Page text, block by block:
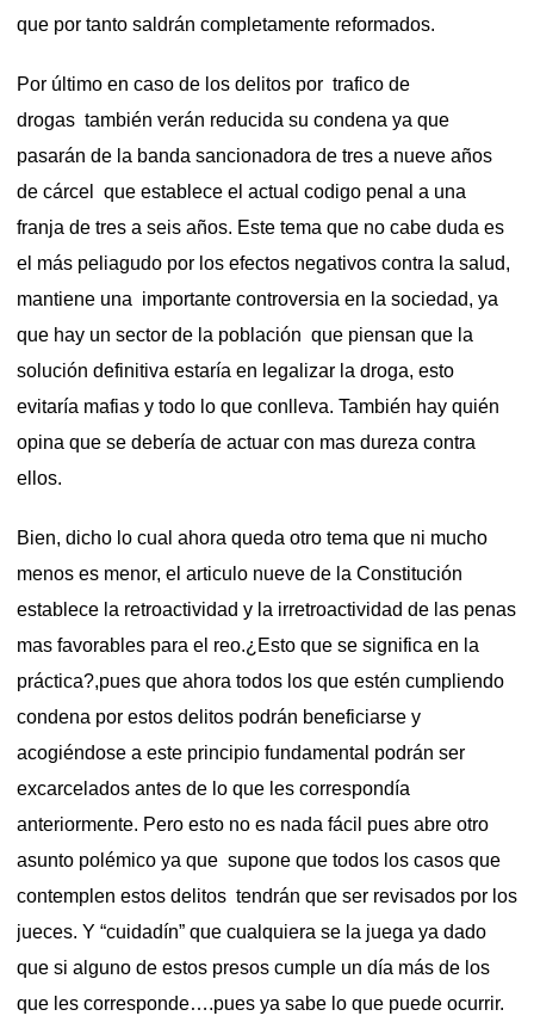
que por tanto saldrán completamente reformados.
Por último en caso de los delitos por trafico de
drogas también verán reducida su condena ya que
pasarán de la banda sancionadora de tres a nueve años
de cárcel que establece el actual codigo penal a una
franja de tres a seis años. Este tema que no cabe duda es
el más peliagudo por los efectos negativos contra la salud,
mantiene una importante controversia en la sociedad, ya
que hay un sector de la población que piensan que la
solución definitiva estaría en legalizar la droga, esto
evitaría mafias y todo lo que conlleva. También hay quién
opina que se debería de actuar con mas dureza contra
ellos.
Bien, dicho lo cual ahora queda otro tema que ni mucho
menos es menor, el articulo nueve de la Constitución
establece la retroactividad y la irretroactividad de las penas
mas favorables para el reo.¿Esto que se significa en la
práctica?,pues que ahora todos los que estén cumpliendo
condena por estos delitos podrán beneficiarse y
acogiéndose a este principio fundamental podrán ser
excarcelados antes de lo que les correspondía
anteriormente. Pero esto no es nada fácil pues abre otro
asunto polémico ya que supone que todos los casos que
contemplen estos delitos tendrán que ser revisados por los
jueces. Y “cuidadín” que cualquiera se la juega ya dado
que si alguno de estos presos cumple un día más de los
que les corresponde….pues ya sabe lo que puede ocurrir.